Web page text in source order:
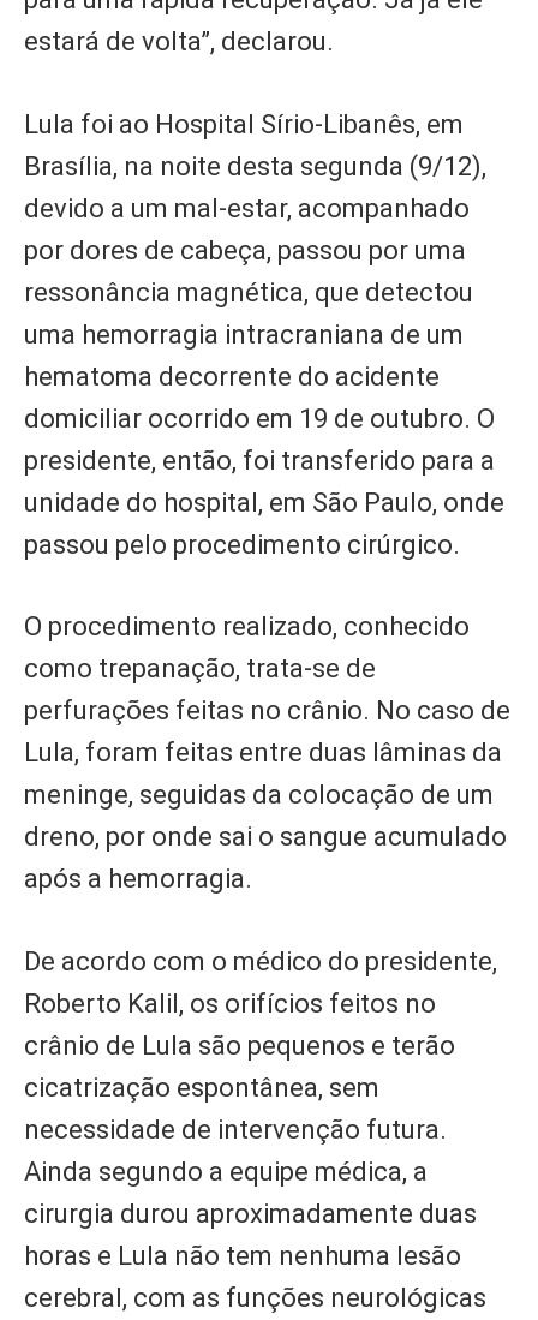
estará de volta”, declarou.
Lula foi ao Hospital Sírio-Libanês, em
Brasília, na noite desta segunda (9/12),
devido a um mal-estar, acompanhado
por dores de cabeça, passou por uma
ressonância magnética, que detectou
uma hemorragia intracraniana de um
hematoma decorrente do acidente
domiciliar ocorrido em 19 de outubro. O
presidente, então, foi transferido para a
unidade do hospital, em São Paulo, onde
passou pelo procedimento cirúrgico.
O procedimento realizado, conhecido
como trepanação, trata-se de
perfurações feitas no crânio. No caso de
Lula, foram feitas entre duas lâminas da
meninge, seguidas da colocação de um
dreno, por onde sai o sangue acumulado
após a hemorragia.
De acordo com o médico do presidente,
Roberto Kalil, os orifícios feitos no
crânio de Lula são pequenos e terão
cicatrização espontânea, sem
necessidade de intervenção futura.
Ainda segundo a equipe médica, a
cirurgia durou aproximadamente duas
horas e Lula não tem nenhuma lesão
cerebral, com as funções neurológicas